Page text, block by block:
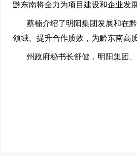
黔东南将全力为项目建设和企业发
蔡楠介绍了明阳集团发展和在黔
领域、提升合作质效，为黔东南高
州政府秘书长舒健，明阳集团、